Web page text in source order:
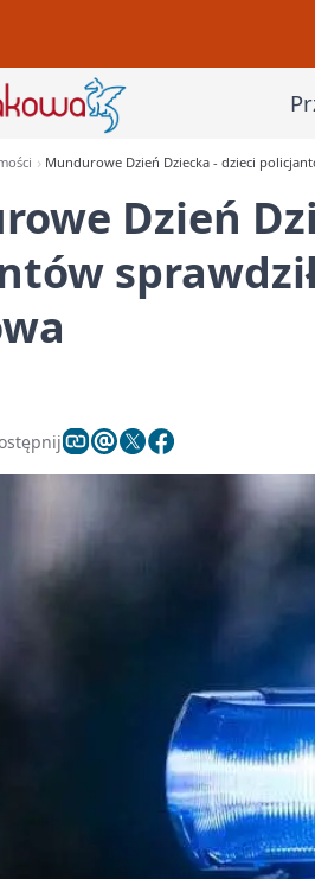
Mundurowe Dzień Dziecka - dzieci
Dzień